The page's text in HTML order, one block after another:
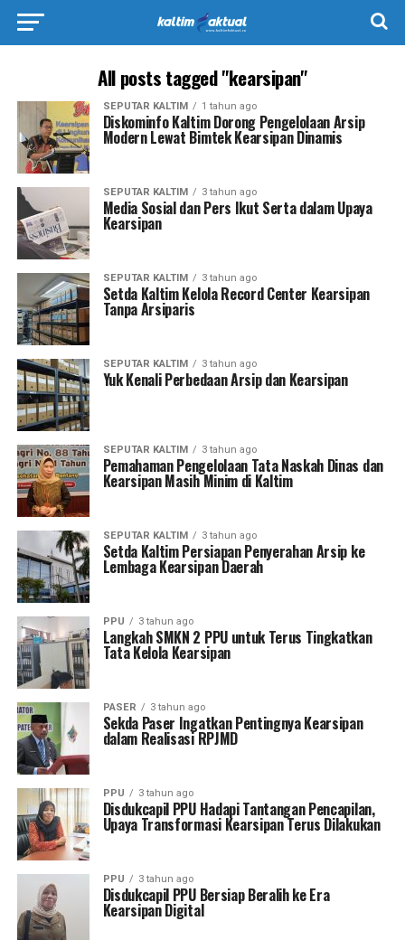
All posts tagged "kearsipan"
SEPUTAR KALTIM 1 tahun ago
Diskominfo Kaltim Dorong Pengelolaan Arsip
Modern Lewat Bimtek Kearsipan Dinamis
SEPUTAR KALTIM 3 tahun ago
Media Sosial dan Pers Ikut Serta dalam Upaya
Kearsipan
SEPUTAR KALTIM 3 tahun ago
Setda Kaltim Kelola Record Center Kearsipan
Tanpa Arsiparis
SEPUTAR KALTIM 3 tahun ago
Yuk Kenali Perbedaan Arsip dan Kearsipan
SEPUTAR KALTIM 3 tahun ago
Pemahaman Pengelolaan Tata Naskah Dinas dan
Kearsipan Masih Minim di Kaltim
SEPUTAR KALTIM 3 tahun ago
Setda Kaltim Persiapan Penyerahan Arsip ke
Lembaga Kearsipan Daerah
PPU 3 tahun ago
Langkah SMKN 2 PPU untuk Terus Tingkatkan
Tata Kelola Kearsipan
PASER 3 tahun ago
Sekda Paser Ingatkan Pentingnya Kearsipan
dalam Realisasi RPJMD
PPU 3 tahun ago
Disdukcapil PPU Hadapi Tantangan Pencapilan,
Upaya Transformasi Kearsipan Terus Dilakukan
PPU 3 tahun ago
Disdukcapil PPU Bersiap Beralih ke Era
Kearsipan Digital